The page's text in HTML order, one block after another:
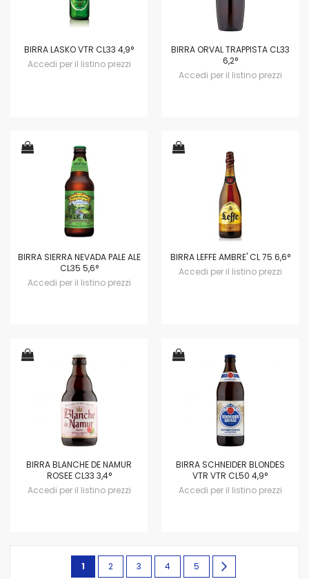
BIRRA LASKO VTR CL33 4,9°
Accedi per il listino prezzi
BIRRA ORVAL TRAPPISTA CL33
6,2°
Accedi per il listino prezzi
BIRRA SIERRA NEVADA PALE ALE
CL35 5,6°
Accedi per il listino prezzi
BIRRA LEFFE AMBRE' CL 75 6,6°
Accedi per il listino prezzi
BIRRA BLANCHE DE NAMUR
ROSEE CL33 3,4°
Accedi per il listino prezzi
BIRRA SCHNEIDER BLONDES
VTR VTR CL50 4,9°
Accedi per il listino prezzi
Pagina
Attualmente
1 Pagina
2 Pagina
3 Pagina
4 Pagina
5